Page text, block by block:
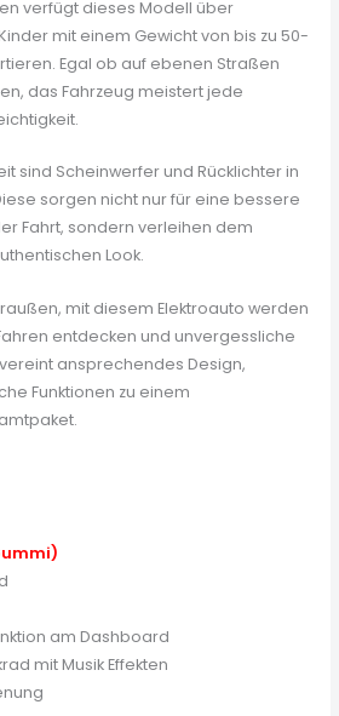
verfügt dieses Modell über
mit einem Gewicht von bis zu 50-
Egal ob auf ebenen Straßen
das Fahrzeug meistert jede
sind Scheinwerfer und Rücklichter in
sorgen nicht nur für eine bessere
Fahrt, sondern verleihen dem
Look.
mit diesem Elektroauto werden
entdecken und unvergessliche
ansprechendes Design,
Funktionen zu einem
am Dashboard
mit Musik Effekten